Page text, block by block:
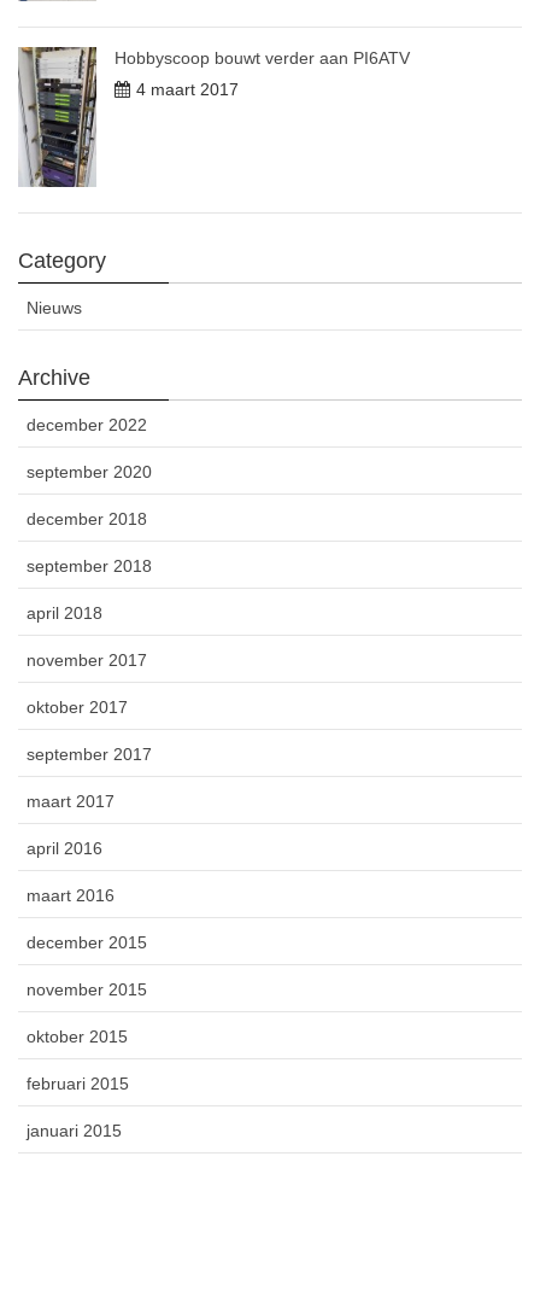
Hobbyscoop bouwt verder aan PI6ATV
4 maart 2017
Category
Nieuws
Archive
december 2022
september 2020
december 2018
september 2018
april 2018
november 2017
oktober 2017
september 2017
maart 2017
april 2016
maart 2016
december 2015
november 2015
oktober 2015
februari 2015
januari 2015